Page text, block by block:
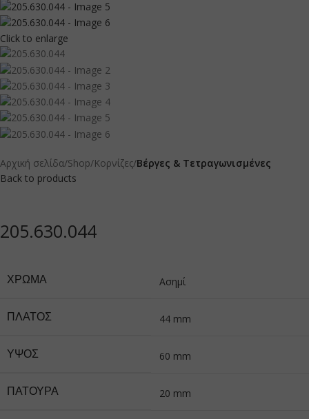
Click to enlarge
Αρχική σελίδα Shop Κορνίζες Βέργες & Τετραγωνισμένες
Back to products
205.630.044
ΧΡΏΜΑ Ασημί
ΠΛΆΤΟΣ 44 mm
ΎΨΟΣ 60 mm
ΠΑΤΟΎΡΑ 20 mm